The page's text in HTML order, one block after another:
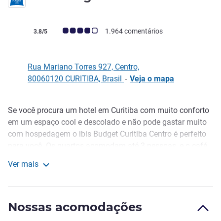
Classificação clientes Avis (Classificação ALL)
3.8/5 1.964 comentários
Rua Mariano Torres 927, Centro,
80060120 CURITIBA, Brasil - Veja o mapa
Descrição
Se você procura um hotel em Curitiba com muito conforto
em um espaço cool e descolado e não pode gastar muito
com hospedagem o ibis Budget Curitiba Centro é perfeito
hotel está a sua disposição. E pela sua ótima localização
gatos são bem vindos (verifique condições).
Ver mais
Nossas acomodações